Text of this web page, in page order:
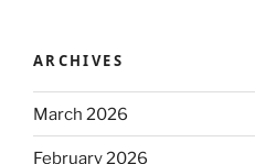
ARCHIVES
March 2026
February 2026